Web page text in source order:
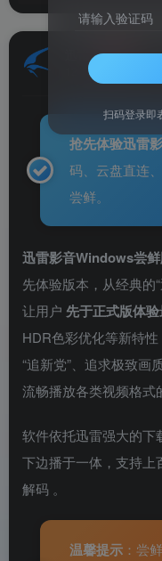
12年前发布
抢先体验迅雷
码、云盘直连
尝鲜。
迅雷影音Windows尝
先体验版本，从经典的
让用户 先于正式版体
HDR色彩优化等新特性
“追新党”、追求极致画
流畅播放各类视频格式
软件依托迅雷强大的下
下边播于一体，支持上
解码 。
温馨提示 ：尝
请输入验证码
扫码登录即